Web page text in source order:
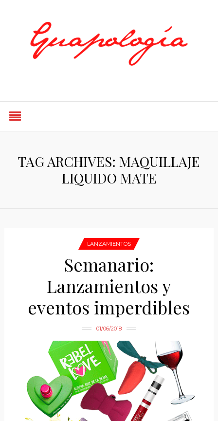
TAG ARCHIVES: MAQUILLAJE
LIQUIDO MATE
LANZAMIENTOS
Semanario:
Lanzamientos y
eventos imperdibles
01/06/2018